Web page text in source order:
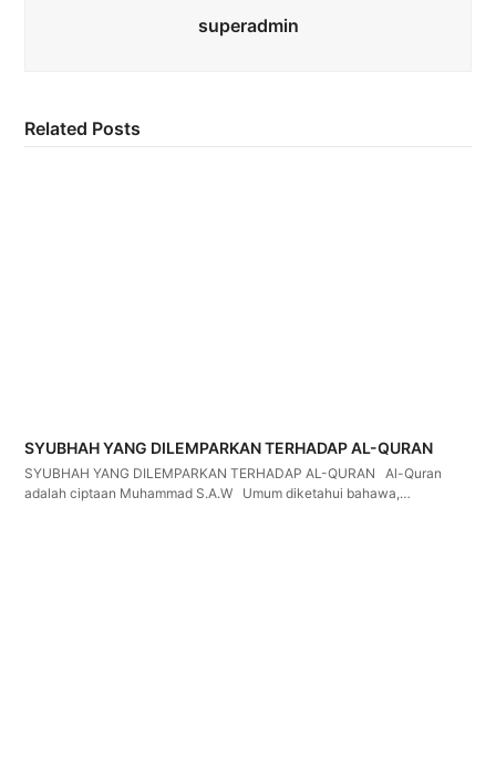
superadmin
Related Posts
SYUBHAH YANG DILEMPARKAN TERHADAP AL-QURAN
SYUBHAH YANG DILEMPARKAN TERHADAP AL-QURAN Al-Quran
adalah ciptaan Muhammad S.A.W Umum diketahui bahawa,…